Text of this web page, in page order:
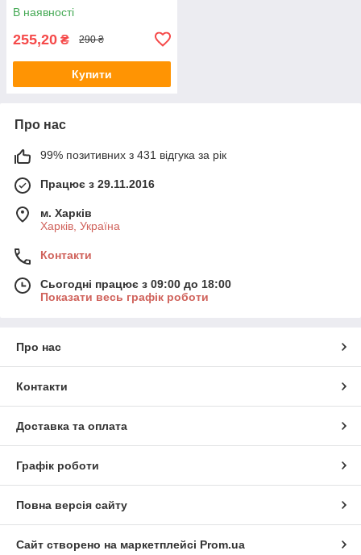
В наявності
255,20 ₴ 290 ₴
Купити
Про нас
99% позитивних з 431 відгука за рік
Працює з 29.11.2016
м. Харків
Харків, Україна
Контакти
Сьогодні працює з 09:00 до 18:00
Показати весь графік роботи
Про нас
Контакти
Доставка та оплата
Графік роботи
Повна версія сайту
Сайт створено на маркетплейсі Prom.ua